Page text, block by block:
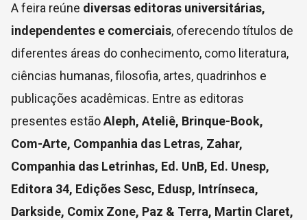
A feira reúne diversas editoras universitárias,
independentes e comerciais, oferecendo títulos de
diferentes áreas do conhecimento, como literatura,
ciências humanas, filosofia, artes, quadrinhos e
publicações acadêmicas. Entre as editoras
presentes estãoAleph, Ateliê, Brinque-Book,
Com-Arte, Companhia das Letras, Zahar,
Companhia das Letrinhas, Ed. UnB, Ed. Unesp,
Editora 34, Edições Sesc, Edusp, Intrínseca,
Darkside, Comix Zone, Paz & Terra, Martin Claret,